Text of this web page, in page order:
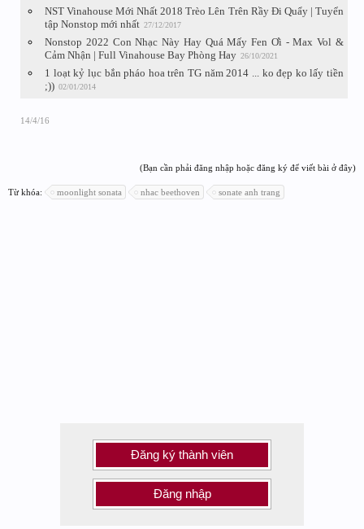
NST Vinahouse Mới Nhất 2018 Trèo Lên Trên Rầy Đi Quẩy | Tuyển
tập Nonstop mới nhất 27/12/2017
Nonstop 2022 Con Nhạc Này Hay Quá Mấy Fen Ơi - Max Vol &
Cảm Nhận | Full Vinahouse Bay Phòng Hay 26/10/2021
1 loạt kỷ lục bắn pháo hoa trên TG năm 2014 ... ko đẹp ko lấy tiền
;)) 02/01/2014
14/4/16
(Bạn cần phải đăng nhập hoặc đăng ký để viết bài ở đây)
Từ khóa: moonlight sonata nhac beethoven sonate anh trang
Đăng ký thành viên
Đăng nhập